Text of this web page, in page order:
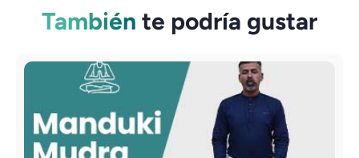
También te podría gustar